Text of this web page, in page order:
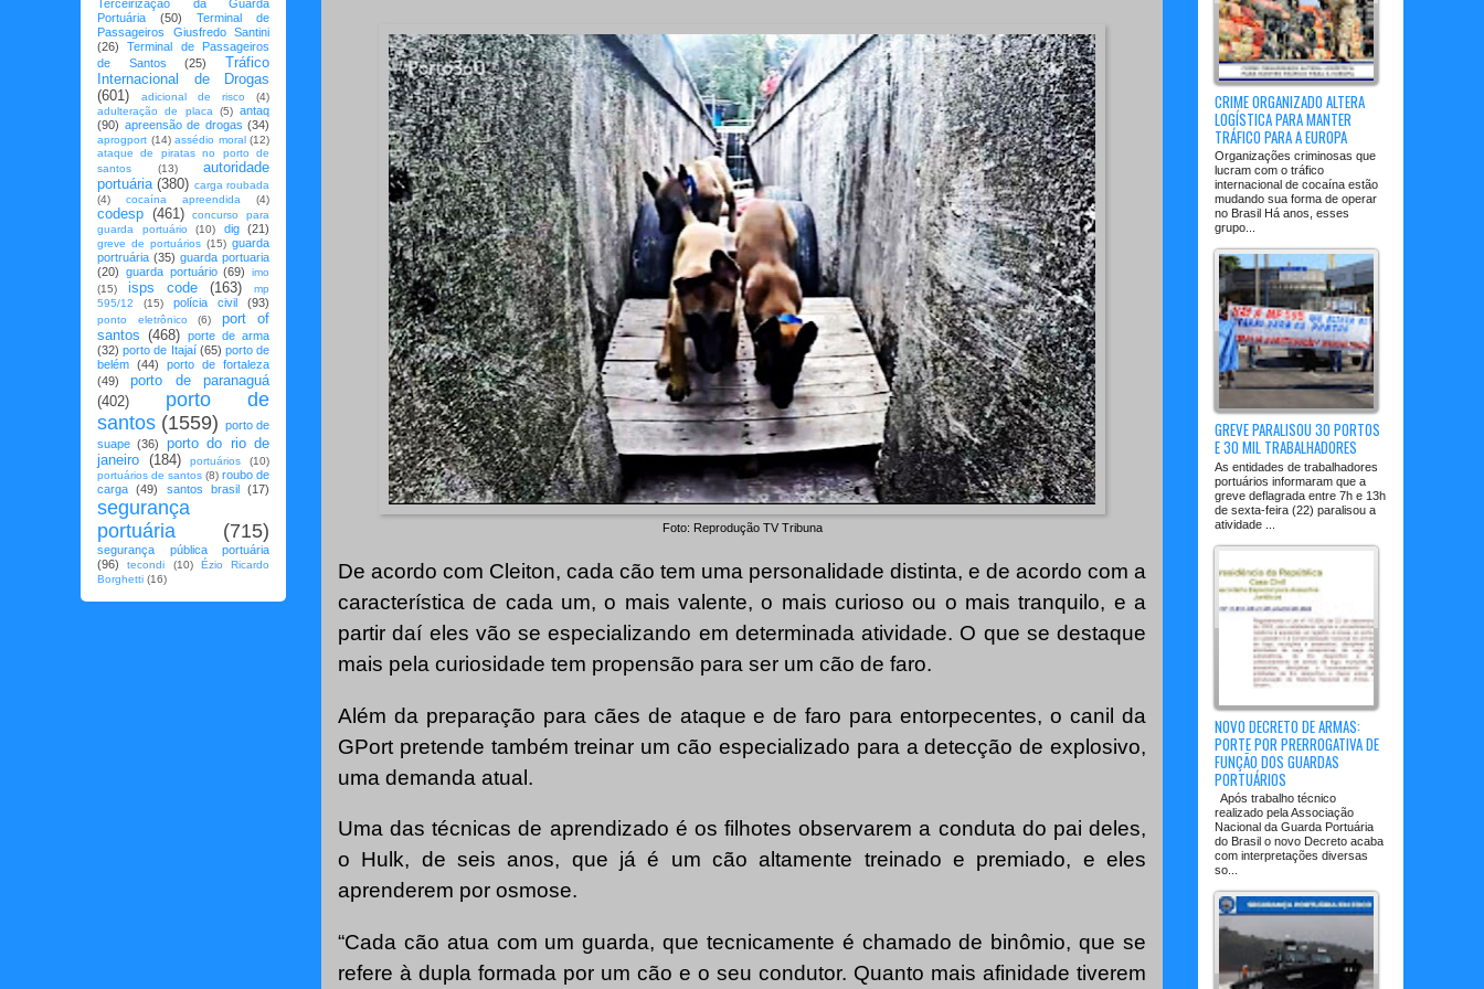
Foto: Reprodução TV Tribuna
De acordo com Cleiton, cada cão tem uma personalidade distinta, e de acordo com a
característica de cada um, o mais valente, o mais curioso ou o mais tranquilo, e a
partir daí eles vão se especializando em determinada atividade. O que se destaque
mais pela curiosidade tem propensão para ser um cão de faro.
Além da preparação para cães de ataque e de faro para entorpecentes, o canil da
GPort pretende também treinar um cão especializado para a detecção de explosivo,
uma demanda atual.
Uma das técnicas de aprendizado é os filhotes observarem a conduta do pai deles,
o Hulk, de seis anos, que já é um cão altamente treinado e premiado, e eles
aprenderem por osmose.
“Cada cão atua com um guarda, que tecnicamente é chamado de binômio, que se
refere à dupla formada por um cão e o seu condutor. Quanto mais afinidade tiverem
Terceirização da Guarda
Portuária
(50)
Terminal de
Passageiros Giusfredo Santini
(26)
Terminal de Passageiros
de Santos
(25)
Tráfico
Internacional de Drogas
(601)
adicional de risco
(4)
adulteração de placa
(5) antaq
(90) apreensão de drogas (34)
aprogport (14) assédio moral (12)
ataque de piratas no porto de
santos
(13)
autoridade
portuária (380) carga roubada
(4)
cocaína apreendida (4)
codesp (461)
concurso para
guarda portuário
(10) dig (21)
greve de portuários (15) guarda
portruária (35) guarda portuaria
(20) guarda portuário (69)
imo
(15)
isps code (163)
mp
595/12
(15) polícia civil (93)
ponto eletrônico (6)
port of
santos (468) porte de arma
(32) porto de Itajaí (65) porto de
belém (44)
porto de fortaleza
(49)
porto de paranaguá
(402)
porto de
santos (1559) porto de
suape (36)
porto do rio de
janeiro (184) portuários
(10)
portuários de santos (8) roubo de
carga
(49) santos brasil (17)
segurança
portuária
(715)
segurança pública portuária
(96)
tecondi (10)
Ézio Ricardo
Borghetti (16)
CRIME ORGANIZADO ALTERA
LOGÍSTICA PARA MANTER
TRÁFICO PARA A EUROPA
Organizações criminosas que
lucram com o tráfico
internacional de cocaína estão
mudando sua forma de operar
no Brasil Há anos, esses
grupo...
GREVE PARALISOU 30 PORTOS
E 30 MIL TRABALHADORES
As entidades de trabalhadores
portuários informaram que a
greve deflagrada entre 7h e 13h
de sexta-feira (22) paralisou a
atividade ...
NOVO DECRETO DE ARMAS:
PORTE POR PRERROGATIVA DE
FUNÇÃO DOS GUARDAS
PORTUÁRIOS
Após trabalho técnico
realizado pela Associação
Nacional da Guarda Portuária
do Brasil o novo Decreto acaba
com interpretações diversas
so...